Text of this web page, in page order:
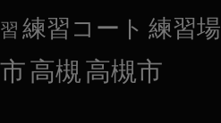
習 練習コート 練習場
市高槻高槻市